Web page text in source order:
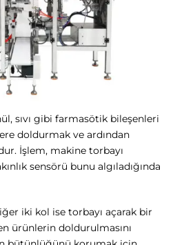
sıvı gibi farmasötik bileşenleri
doldurmak ve ardından
İşlem, makine torbayı
sensörü bunu algıladığında
iki kol ise torbayı açarak bir
ürünlerin doldurulmasını